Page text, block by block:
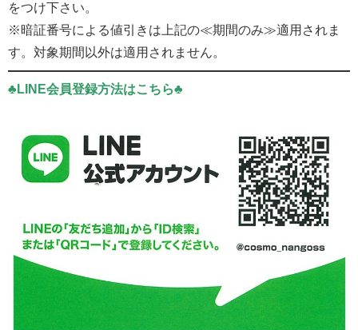
をつけ下さい。
※暗証番号による値引きは上記の≪期間のみ≫適用されま
す。対象期間以外は適用されません。
♣LINE会員登録方法はこちら♣